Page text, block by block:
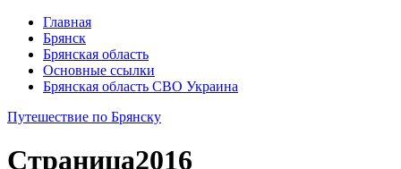
Главная
Брянск
Брянская область
Основные ссылки
Брянская область СВО Украина
Путешествие по Брянску
Страница2016